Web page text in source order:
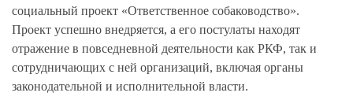
социальный проект «Ответственное собаководство».
Проект успешно внедряется, а его постулаты находят
отражение в повседневной деятельности как РКФ, так и
сотрудничающих с ней организаций, включая органы
законодательной и исполнительной власти.